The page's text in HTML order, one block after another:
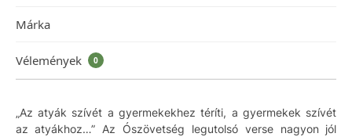
Márka
Vélemények 0
„Az atyák szívét a gyermekekhez téríti, a gyermekek szívét
az atyákhoz…” Az Ószövetség legutolsó verse nagyon jól